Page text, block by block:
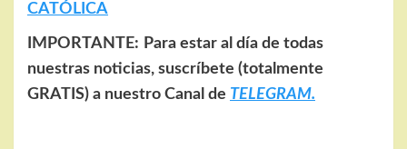
CATÓLICA
IMPORTANTE: Para estar al día de todas
nuestras noticias, suscríbete (totalmente
GRATIS) a nuestro Canal de TELEGRAM.